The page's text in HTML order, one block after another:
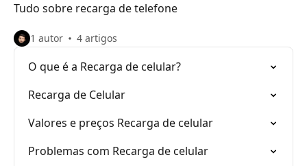
Tudo sobre recarga de telefone
1 autor 4 artigos
O que é a Recarga de celular?
Recarga de Celular
Valores e preços Recarga de celular
Problemas com Recarga de celular